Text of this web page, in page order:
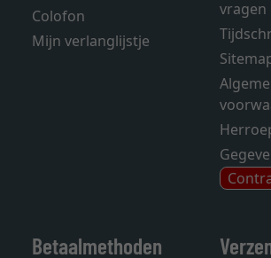
Colofon
Mijn verlanglijstje
vragen
Betaalmethoden